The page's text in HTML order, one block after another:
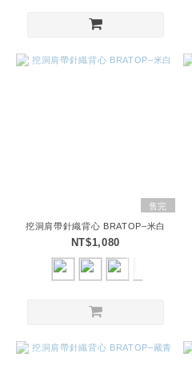
售完
挖洞肩帶針織背心 BRATOP–米白
NT$1,080